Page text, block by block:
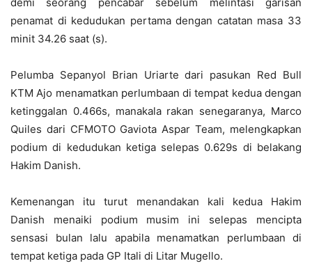
demi seorang pencabar sebelum melintasi garisan
penamat di kedudukan pertama dengan catatan masa 33
minit 34.26 saat (s).
Pelumba Sepanyol Brian Uriarte dari pasukan Red Bull
KTM Ajo menamatkan perlumbaan di tempat kedua dengan
ketinggalan 0.466s, manakala rakan senegaranya, Marco
Quiles dari CFMOTO Gaviota Aspar Team, melengkapkan
podium di kedudukan ketiga selepas 0.629s di belakang
Hakim Danish.
Kemenangan itu turut menandakan kali kedua Hakim
Danish menaiki podium musim ini selepas mencipta
sensasi bulan lalu apabila menamatkan perlumbaan di
tempat ketiga pada GP Itali di Litar Mugello.